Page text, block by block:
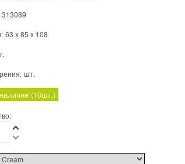
313089
63 x85 x 108
шт.
(10шт.)